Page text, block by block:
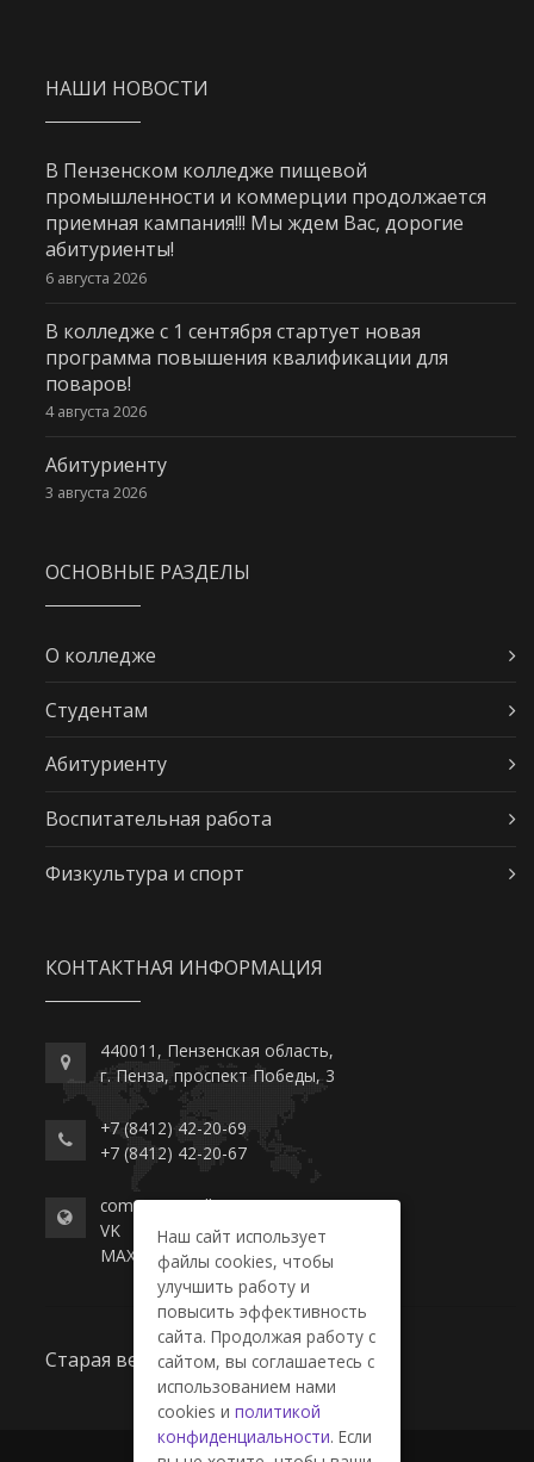
НАШИ НОВОСТИ
В Пензенском колледже пищевой
промышленности и коммерции продолжается
приемная кампания!!! Мы ждем Вас, дорогие
абитуриенты!
6 августа 2026
В колледже с 1 сентября стартует новая
программа повышения квалификации для
поваров!
4 августа 2026
Абитуриенту
3 августа 2026
ОСНОВНЫЕ РАЗДЕЛЫ
О колледже
Студентам
Абитуриенту
Воспитательная работа
Физкультура и спорт
КОНТАКТНАЯ ИНФОРМАЦИЯ
440011, Пензенская область,
г. Пенза, проспект Победы, 3
+7 (8412) 42-20-69
+7 (8412) 42-20-67
commerce-college.ru
VK
MAX
Старая версия сайта
Наш сайт использует
файлы cookies, чтобы
улучшить работу и
повысить эффективность
сайта. Продолжая работу с
сайтом, вы соглашаетесь с
использованием нами
cookies и политикой
конфиденциальности. Если